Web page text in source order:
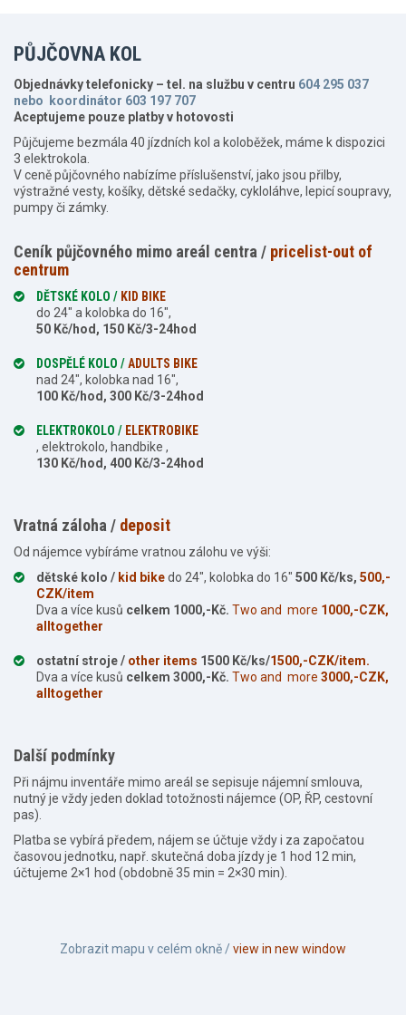
PŮJČOVNA KOL
Objednávky telefonicky – tel. na službu v centru 604 295 037
nebo koordinátor 603 197 707
Aceptujeme pouze platby v hotovosti
Půjčujeme bezmála 40 jízdních kol a koloběžek, máme k dispozici
3 elektrokola.
V ceně půjčovného nabízíme příslušenství, jako jsou přilby,
výstražné vesty, košíky, dětské sedačky, cykloláhve, lepicí soupravy,
pumpy či zámky.
Ceník půjčovného mimo areál centra / pricelist-out of
centrum
DĚTSKÉ KOLO / KID BIKE
do 24″ a kolobka do 16″,
50 Kč/hod, 150 Kč/3-24hod
DOSPĚLÉ KOLO /ADULTS BIKE
nad 24″, kolobka nad 16″,
100 Kč/hod, 300 Kč/3-24hod
ELEKTROKOLO / ELEKTROBIKE
, elektrokolo, handbike ,
130 Kč/hod, 400 Kč/3-24hod
Vratná záloha / deposit
Od nájemce vybíráme vratnou zálohu ve výši:
dětské kolo / kid bikedo 24″, kolobka do 16″ 500 Kč/ks, 500,-
CZK/item
Dva a více kusů celkem 1000,-Kč. Two and more 1000,-CZK,
alltogether
ostatní stroje / other items 1500 Kč/ks/1500,-CZK/item.
Dva a více kusů celkem 3000,-Kč. Two and more 3000,-CZK,
alltogether
Další podmínky
Při nájmu inventáře mimo areál se sepisuje nájemní smlouva,
nutný je vždy jeden doklad totožnosti nájemce (OP, ŘP, cestovní
pas).
Platba se vybírá předem, nájem se účtuje vždy i za započatou
časovou jednotku, např. skutečná doba jízdy je 1 hod 12 min,
účtujeme 2×1 hod (obdobně 35 min = 2×30 min).
Zobrazit mapu v celém okně /view in new window